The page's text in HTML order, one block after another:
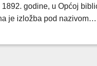
godine, u Općoj
je izložba pod nazivom…